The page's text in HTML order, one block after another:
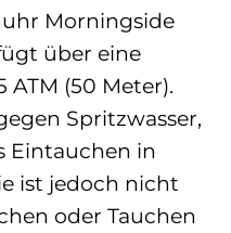
Morningside
über eine
(50 Meter).
Spritzwasser,
Eintauchen in
ist jedoch nicht
oder Tauchen